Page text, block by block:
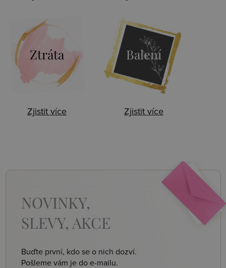
Ztráta
Zjistit více
Balení
Zjistit více
NOVINKY,
SLEVY, AKCE
Buďte první, kdo se o nich dozví.
Pošleme vám je do e-mailu.